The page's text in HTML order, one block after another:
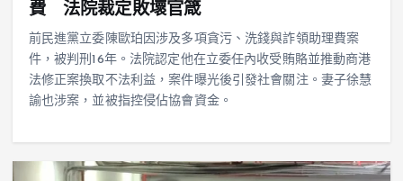
費 法院裁定敗壞官箴
前民進黨立委陳歐珀因涉及多項貪污、洗錢與詐領助理費案
件，被判刑16年。法院認定他在立委任內收受賄賂並推動商港
法修正案換取不法利益，案件曝光後引發社會關注。妻子徐慧
諭也涉案，並被指控侵佔協會資金。